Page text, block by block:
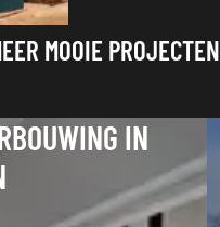
MOOIE PROJECTEN
IN